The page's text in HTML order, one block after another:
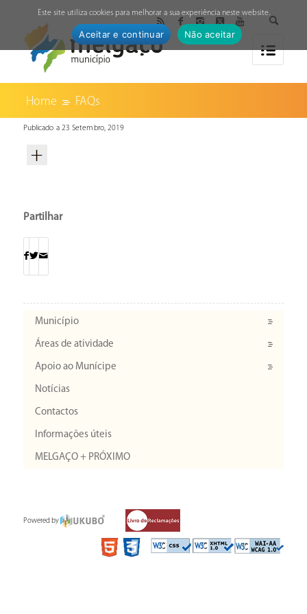
Home FAQs
Publicado a 23 Setembro, 2019
Partilhar
Município
Áreas de atividade
Apoio ao Munícipe
Notícias
Contactos
Informações úteis
MELGAÇO + PRÓXIMO
Powered by
Este site utiliza cookies para melhorar a sua experiência neste website.
Aceitar e continuar Não aceitar